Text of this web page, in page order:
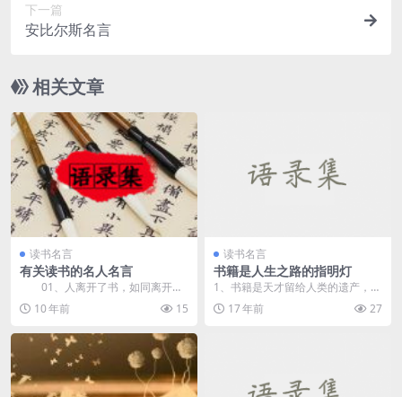
下一篇
安比尔斯名言
相关文章
读书名言
有关读书的名人名言
01、人离开了书，如同离开空
气一样不能生活。——科洛...
10 年前 15
读书名言
书籍是人生之路的指明灯
1、书籍是天才留给人类的遗产，世
代相传，更是给予那些尚未出世的
人的礼物。 &nb...
17 年前 27